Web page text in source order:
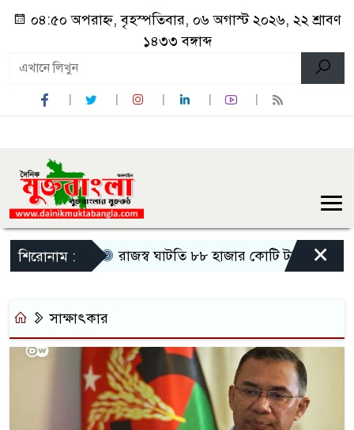
০৪:৫০ অপরাহ্ন, বৃহস্পতিবার, ০৬ অগাস্ট ২০২৬, ২২ শ্রাবণ
১৪৩৩ বঙ্গাব্দ
শিরোনাম : রাজস্ব ঘাটতি ৮৮ হাজার কোটি টাকা: এনবিআর
×
সাক্ষাৎকার